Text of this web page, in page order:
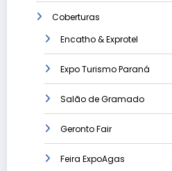
Coberturas
Encatho & Exprotel
Expo Turismo Paraná
Salão de Gramado
Geronto Fair
Feira ExpoAgas